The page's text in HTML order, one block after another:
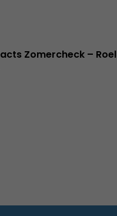
Zomercheck – Roel